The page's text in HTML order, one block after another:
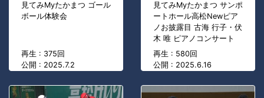
見てみMyたかまつ ゴール
ボール体験会
再生 : 375回
公開 : 2025.7.2
見てみMyたかまつ サンポ
ートホール高松Newピア
ノお披露目 古海 行子・伏
木 唯 ピアノコンサート
再生 : 580回
公開 : 2025.6.16